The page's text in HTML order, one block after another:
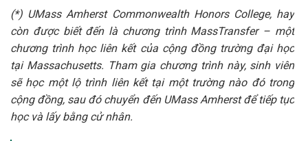
(*) UMass Amherst Commonwealth Honors College, hay
còn được biết đến là chương trình MassTransfer – một
chương trình học liên kết của cộng đồng trường đại học
tại Massachusetts. Tham gia chương trình này, sinh viên
sẽ học một lộ trình liên kết tại một trường nào đó trong
cộng đồng, sau đó chuyển đến UMass Amherst để tiếp tục
học và lấy bằng cử nhân.